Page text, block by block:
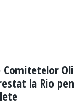
Comitetelor
la Rio